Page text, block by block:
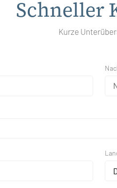
Schneller
Kurze